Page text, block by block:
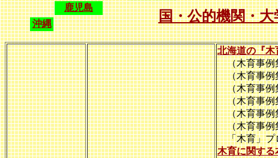
鹿児島
国・公的機関・大
沖縄
北海道の『木
（木育事例
（木育事例
（木育事例
（木育事例
（木育事例
（木育事例
「木育」プ
木育に関する